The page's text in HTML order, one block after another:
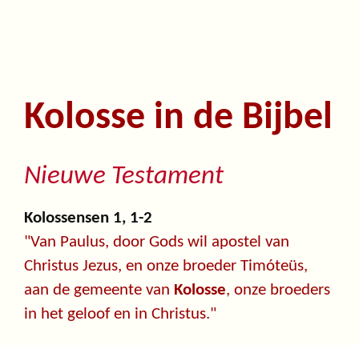
Kolosse in de Bijbel
Nieuwe Testament
Kolossensen 1, 1-2
"Van Paulus, door Gods wil apostel van
Christus Jezus, en onze broeder Timóteüs,
aan de gemeente van Kolosse, onze broeders
in het geloof en in Christus."